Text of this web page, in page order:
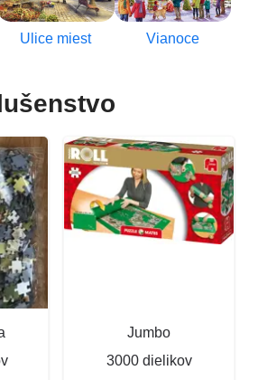
Ulice miest Vianoce
Jumbo
3000 dielikov